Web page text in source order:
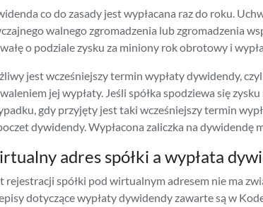
co do zasady jest wypłacana raz do roku.
walnego zgromadzenia lub zgromadzenia
o podziale zysku za miniony rok obrotowy i
jest wcześniejszy termin wypłaty dywidendy,
jej wypłaty. Jeśli spółka spodziewa się
gdy przyjęty jest taki wcześniejszy termin
dywidendy. Wypłacona zaliczka na dywidendę
adres spółki a wypłata
rejestracji spółki pod wirtualnym adresem nie ma
dotyczące wypłaty dywidendy zawarte są w